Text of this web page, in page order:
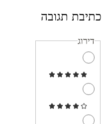
כתיבת תגובה
דירוג